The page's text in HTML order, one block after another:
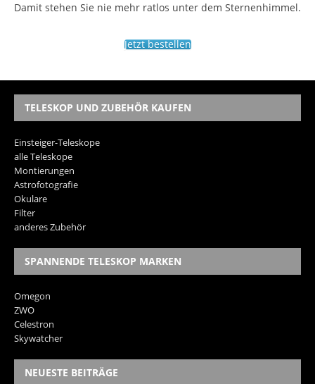
Damit stehen Sie nie mehr ratlos unter dem Sternenhimmel.
Jetzt bestellen
TELESKOP UND ZUBEHÖR KAUFEN
Einsteiger-Teleskope
alle Teleskope
Montierungen
Astrofotografie
Okulare
Filter
anderes Zubehör
SPANNENDE TELESKOP MARKEN
Omegon
ZWO
Celestron
Skywatcher
NEUESTE BEITRÄGE